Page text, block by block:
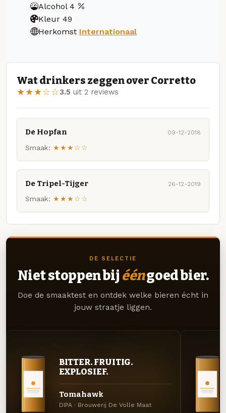
Alcohol 4
Kleur 49
Herkomst Internationaal
Wat drinkers zeggen over Corretto
★★★☆☆3.5 uit 2 reviews
De Hopfan 09-12-2018
Smaak: ★★★☆☆
De Tripel-Tijger 26-12-2019
Smaak: ★★★☆☆
DE SELECTIE
Niet stoppen bij ééngoed bier.
Doe de smaaktest en ontdek welke bieren écht in
jouw straatje liggen.
BITTER. FRUITIG.
EXPLOSIEF.
Tomahawk
DIPA · Brouwerij De Volle Maat